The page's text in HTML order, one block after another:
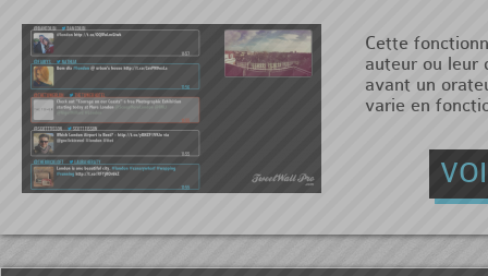
Cette
auteur ou leur
avant un
varie en